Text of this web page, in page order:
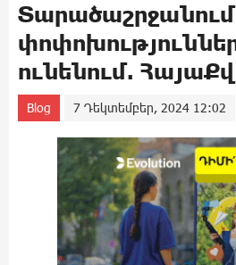
Տարածաշրջանում
ունենում.
Blog 7 Դեկտեմբեր, 2024 12:02